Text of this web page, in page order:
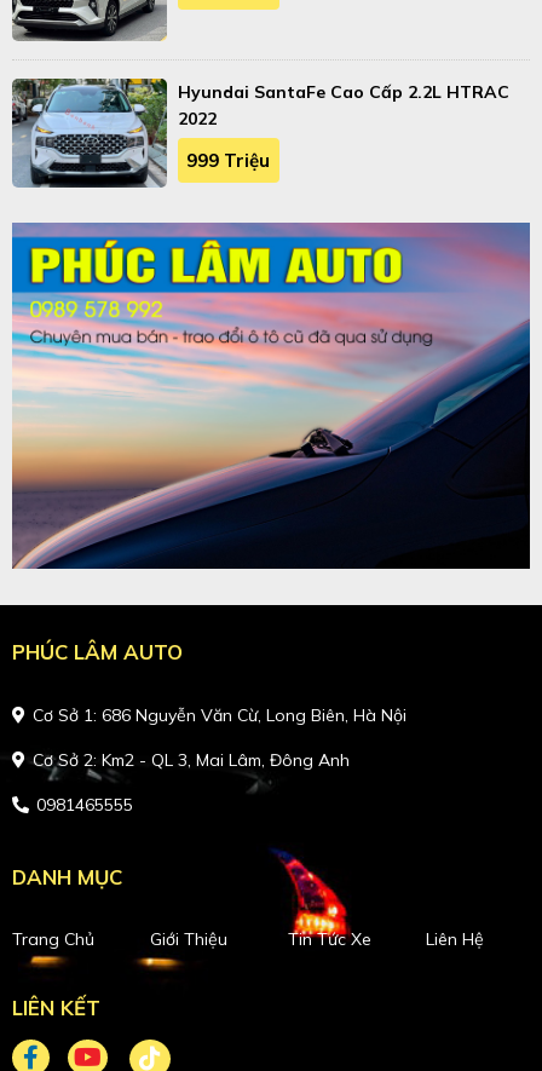
Hyundai SantaFe Cao Cấp 2.2L HTRAC
2022
999 Triệu
PHÚC LÂM AUTO
Cơ Sở 1: 686 Nguyễn Văn Cừ, Long Biên, Hà Nội
Cơ Sở 2: Km2 - QL 3, Mai Lâm, Đông Anh
0981465555
DANH MỤC
Trang Chủ Giới Thiệu Tin Tức Xe Liên Hệ
LIÊN KẾT